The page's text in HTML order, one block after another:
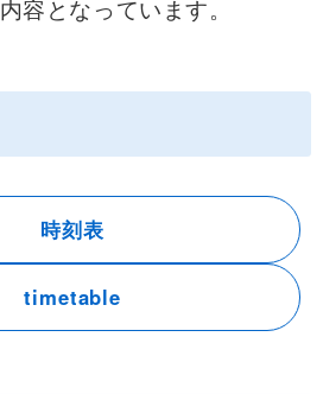
容となっています。
時刻表
timetable